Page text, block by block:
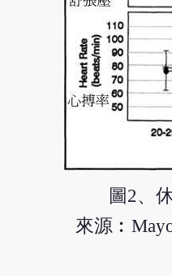
圖2、
來源